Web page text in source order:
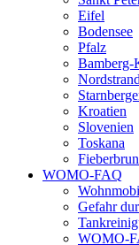
Eifel
Bodensee
Pfalz
Bamberg-
Nordstrand
Kroatien
Slovenien
Toskana
WOMO-FAQ
Gefahr
WOMO-